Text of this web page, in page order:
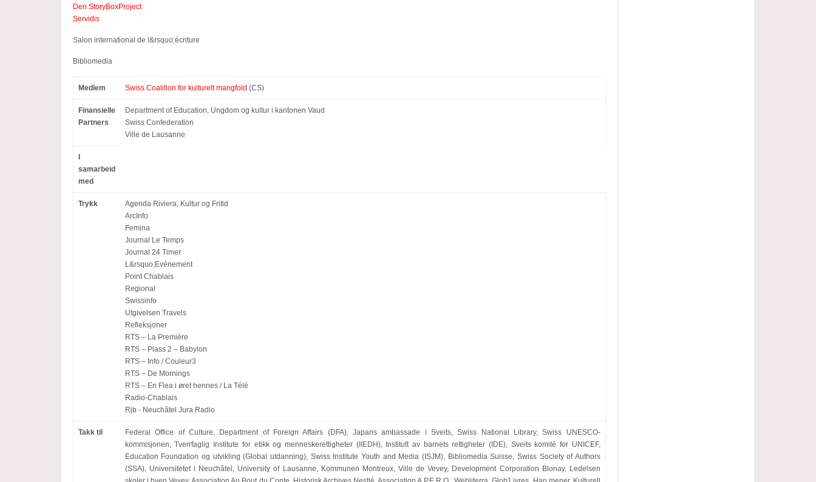
Den StoryBoxProject
Servidis
Salon international de l&rsquo;écriture
Bibliomedia
Medlem Swiss Coalition for kulturelt mangfold (CS)
Finansielle
Partners
Department of Education, Ungdom og kultur i kantonen Vaud
Swiss Confederation
Ville de Lausanne
samarbeid
med
Trykk
Agenda Riviera, Kultur og Fritid
ArcInfo
Femina
Journal Le Temps
Journal 24 Timer
L&rsquo;Evénement
Point Chablais
Regional
Swissinfo
Utgivelsen Travels
Refleksjoner
RTS – La Première
RTS – Plass 2 – Babylon
RTS – Info / Couleur3
RTS – De Mornings
RTS – En Flea i øret hennes / La Télé
Radio-Chablais
Rjb - Neuchâtel Jura Radio
Takk til
Federal Office of Culture, Department of Foreign Affairs (DFA), Japans ambassade i Sveits, Swiss National Library, Swiss UNESCO-
kommisjonen, Tverrfaglig Institute for etikk og menneskerettigheter (IIEDH), Institutt av barnets rettigheter (IDE), Sveits komité for UNICEF,
Education Foundation og utvikling (Global utdanning), Swiss Institute Youth and Media (ISJM), Bibliomedia Suisse, Swiss Society of Authors
(SSA), Universitetet i Neuchâtel, University of Lausanne, Kommunen Montreux, Ville de Vevey, Development Corporation Blonay, Ledelsen